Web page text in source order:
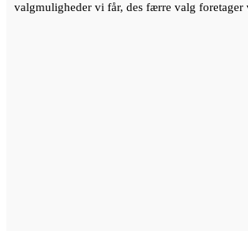
valgmuligheder vi får, des færre valg foretager